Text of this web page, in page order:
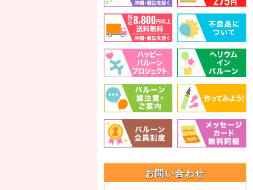
お問い合わせ